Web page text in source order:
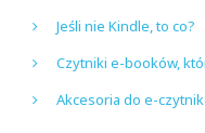
Jeśli nie Kindle, to co?
Czytniki e-booków,
Akcesoria do e-